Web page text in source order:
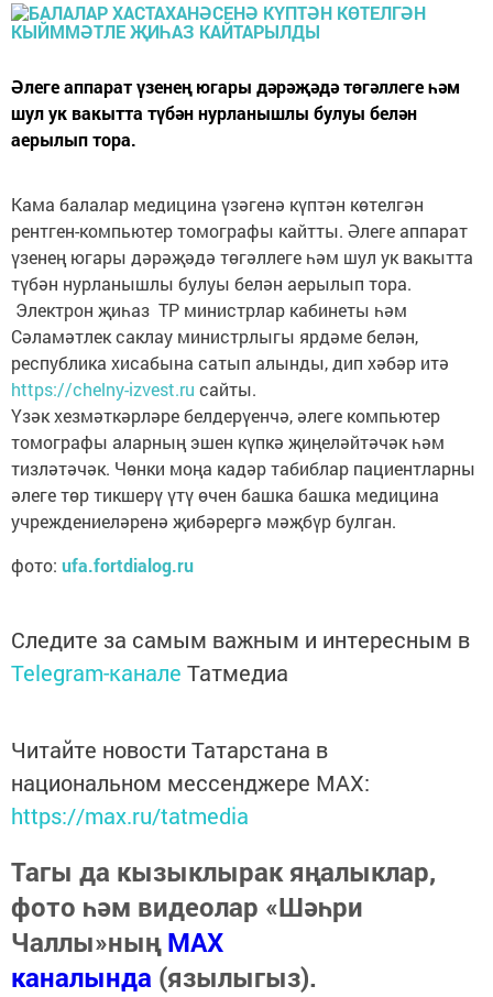
Әлеге аппарат үзенең югары дәрәҗәдә төгәллеге һәм
шул ук вакытта түбән нурланышлы булуы белән
аерылып тора.
Кама балалар медицина үзәгенә күптән көтелгән
рентген-компьютер томографы кайтты. Әлеге аппарат
үзенең югары дәрәҗәдә төгәллеге һәм шул ук вакытта
түбән нурланышлы булуы белән аерылып тора.
Электрон җиһаз ТР министрлар кабинеты һәм
Сәламәтлек саклау министрлыгы ярдәме белән,
республика хисабына сатып алынды, дип хәбәр итә
https://chelny-izvest.ru сайты.
Үзәк хезмәткәрләре белдерүенчә, әлеге компьютер
томографы аларның эшен күпкә җиңеләйтәчәк һәм
тизләтәчәк. Чөнки моңа кадәр табиблар пациентларны
әлеге төр тикшерү үтү өчен башка башка медицина
учреждениеләренә җибәрергә мәҗбүр булган.
фото: ufa.fortdialog.ru
Следите за самым важным и интересным в
Telegram-канале Татмедиа
Читайте новости Татарстана в
национальном мессенджере MАХ:
https://max.ru/tatmedia
Тагы да кызыклырак яңалыклар,
фото һәм видеолар «Шәһри
Чаллы»ныңMAX
каналында (язылыгыз).